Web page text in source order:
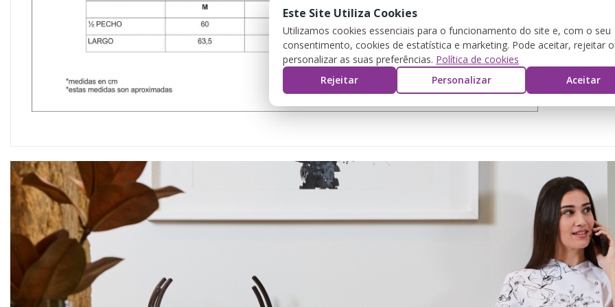
Este Site Utiliza Cookies
Utilizamos cookies essenciais para o funcionamento do site e, com o seu
consentimento, cookies de estatística e marketing. Pode aceitar, rejeitar
personalizar as suas preferências. Política de cookies
Rejeitar
Personalizar Aceitar